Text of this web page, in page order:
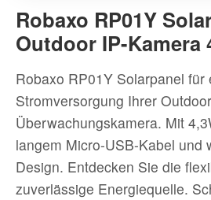
RP01Y
Solarpanel
für
Outdoor
IP-
Kamera
4,3W
-
Hochwertig
Kamera
Robaxo RP01Y
Outdoor IP-Kamera
Robaxo RP01Y Solarpanel für
Stromversorgung Ihrer
Überwachungskamera. Mit
langem Micro-USB-Kabel und
Design. Entdecken Sie die
zuverlässige Energiequelle.